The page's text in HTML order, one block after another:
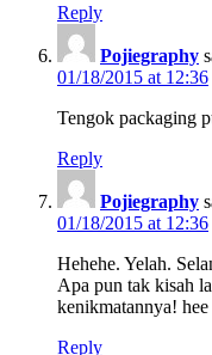
Reply
Pojiegraphy
01/18/2015 at 12:36
Tengok packaging
Reply
Pojiegraphy
01/18/2015 at 12:36
Hehehe. Yelah.
Apa pun tak kisah
kenikmatannya! hee
Reply